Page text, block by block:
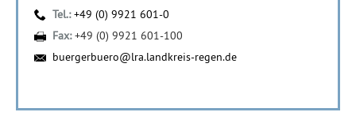
Tel.:+49 (0) 9921 601-0
Fax:+49 (0) 9921 601-100
buergerbuero@lra.landkreis-regen.de